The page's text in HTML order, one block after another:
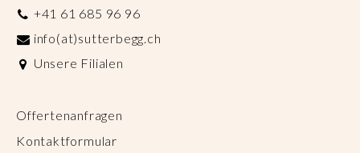
+41 61 685 96 96
info(at)sutterbegg.ch
Unsere Filialen
Offertenanfragen
Kontaktformular